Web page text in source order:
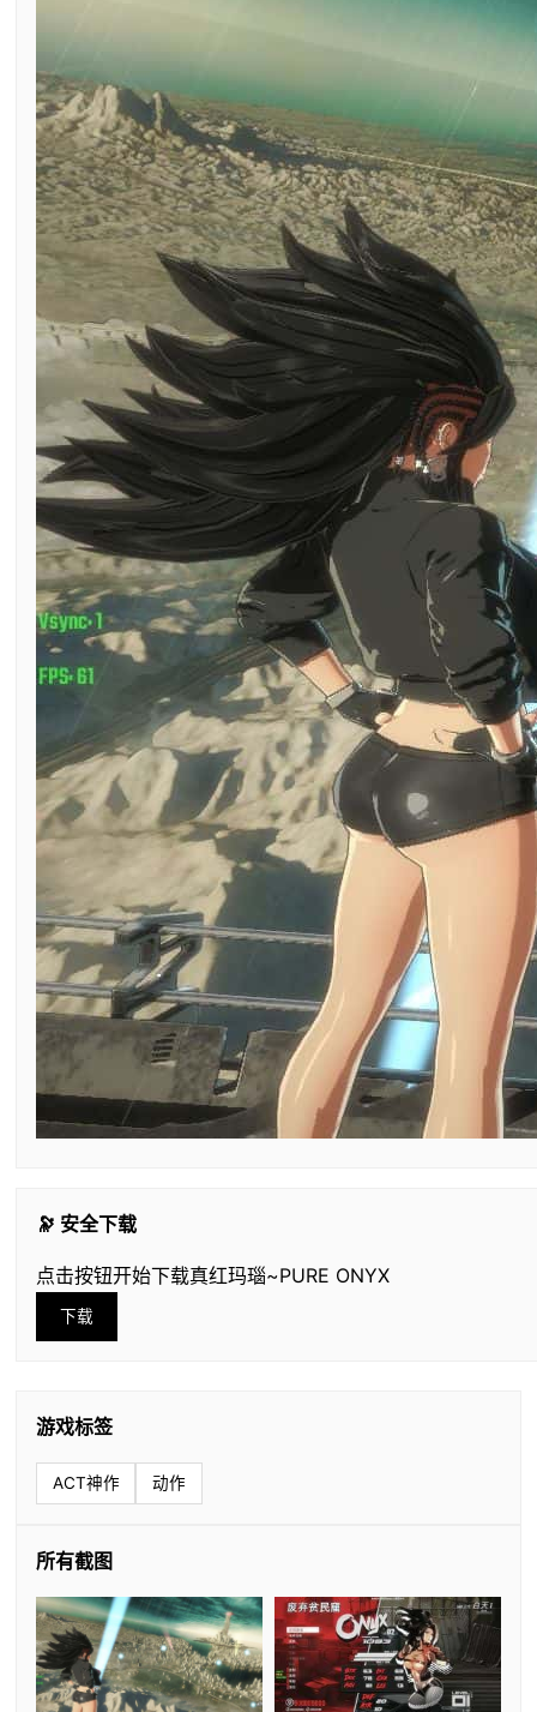
🔭 安全下载
点击按钮开始下载真红玛瑙~PURE ONYX
下载
游戏标签
ACT神作 动作
所有截图